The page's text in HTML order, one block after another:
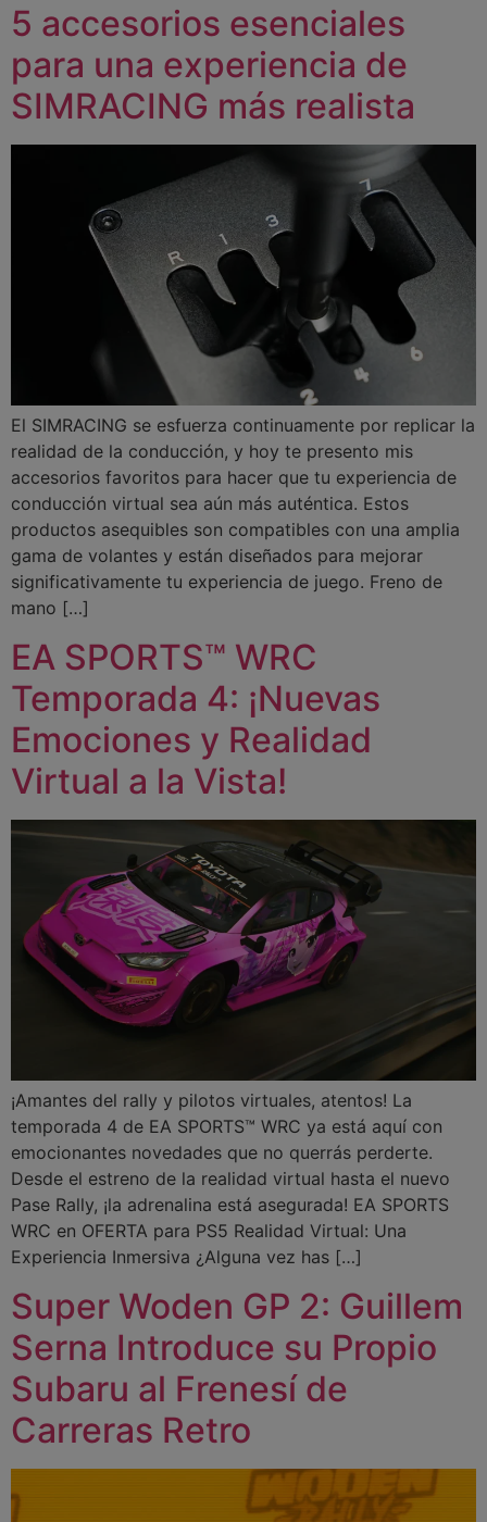
5 accesorios esenciales
para una experiencia de
SIMRACING más realista
El SIMRACING se esfuerza continuamente por replicar la
realidad de la conducción, y hoy te presento mis
accesorios favoritos para hacer que tu experiencia de
conducción virtual sea aún más auténtica. Estos
productos asequibles son compatibles con una amplia
gama de volantes y están diseñados para mejorar
significativamente tu experiencia de juego. Freno de
mano […]
EA SPORTS™ WRC
Temporada 4: ¡Nuevas
Emociones y Realidad
Virtual a la Vista!
¡Amantes del rally y pilotos virtuales, atentos! La
temporada 4 de EA SPORTS™ WRC ya está aquí con
emocionantes novedades que no querrás perderte.
Desde el estreno de la realidad virtual hasta el nuevo
Pase Rally, ¡la adrenalina está asegurada! EA SPORTS
WRC en OFERTA para PS5 Realidad Virtual: Una
Experiencia Inmersiva ¿Alguna vez has […]
Super Woden GP 2: Guillem
Serna Introduce su Propio
Subaru al Frenesí de
Carreras Retro